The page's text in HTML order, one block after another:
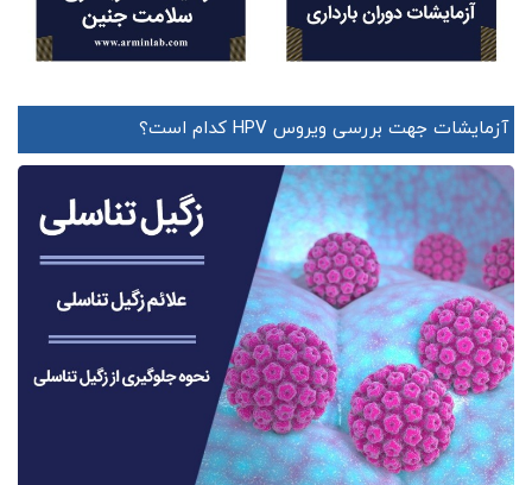
آزمایشات جهت بررسی ویروس HPV کدام است؟